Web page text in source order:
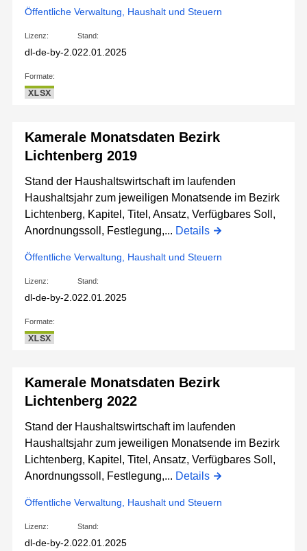
Öffentliche Verwaltung, Haushalt und Steuern
Lizenz:
dl-de-by-2.0
Stand:
22.01.2025
Formate:
XLSX
Kamerale Monatsdaten Bezirk
Lichtenberg 2019
Stand der Haushaltswirtschaft im laufenden
Haushaltsjahr zum jeweiligen Monatsende im Bezirk
Lichtenberg, Kapitel, Titel, Ansatz, Verfügbares Soll,
Anordnungssoll, Festlegung,... Details
Öffentliche Verwaltung, Haushalt und Steuern
Lizenz:
dl-de-by-2.0
Stand:
22.01.2025
Formate:
XLSX
Kamerale Monatsdaten Bezirk
Lichtenberg 2022
Stand der Haushaltswirtschaft im laufenden
Haushaltsjahr zum jeweiligen Monatsende im Bezirk
Lichtenberg, Kapitel, Titel, Ansatz, Verfügbares Soll,
Anordnungssoll, Festlegung,... Details
Öffentliche Verwaltung, Haushalt und Steuern
Lizenz:
dl-de-by-2.0
Stand:
22.01.2025